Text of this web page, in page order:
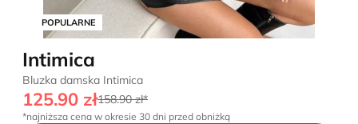
POPULARNE
Intimica
Bluzka damska Intimica
125.90 zł158.90 zł*
*najniższa cena w okresie 30 dni przed obniżką